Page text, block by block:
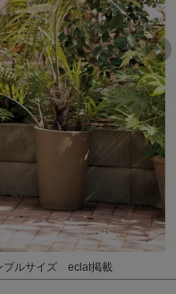
プルサイズ eclat掲載